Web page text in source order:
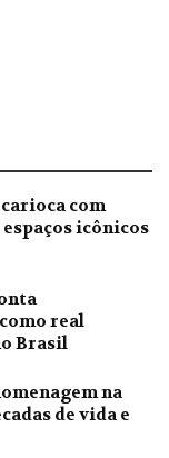
com
icônicos
real
Brasil
na
de vida e